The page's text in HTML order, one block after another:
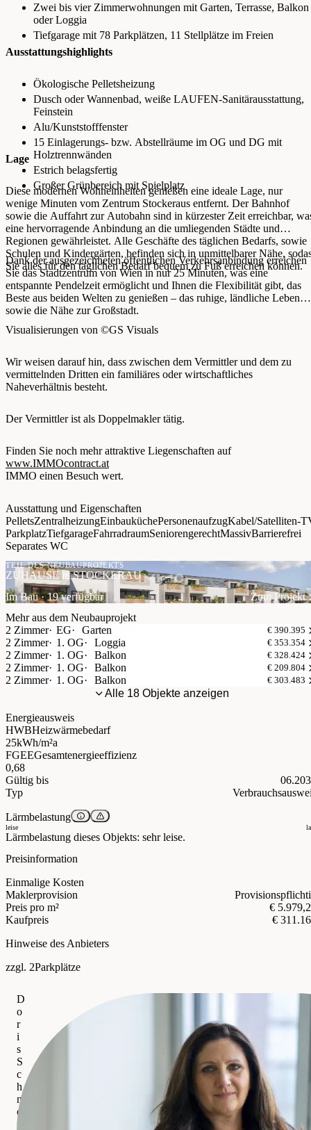
Zwei bis vier Zimmerwohnungen mit Garten, Terrasse, Balkon
oder Loggia
Tiefgarage mit 78 Parkplätzen, 11 Stellplätze im Freien
Ausstattungshighlights
Ökologische Pelletsheizung
Dusch oder Wannenbad, weiße LAUFEN-Sanitärausstattung,
Feinstein
Alu/Kunststofffenster
15 Einlagerungs- bzw. Abstellräume im OG und DG mit
Holztrennwänden
Estrich belagsfertig
Großer Grünbereich mit Spielplatz
Lage
Diese modernen Wohneinheiten genießen eine ideale Lage, nur
wenige Minuten vom Zentrum Stockeraus entfernt. Der Bahnhof
sowie die Auffahrt zur Autobahn sind in kürzester Zeit erreichbar,
eine hervorragende Anbindung an die umliegenden Städte und
Regionen gewährleistet. Alle Geschäfte des täglichen Bedarfs, sowie
Schulen und Kindergärten, befinden sich in unmittelbarer Nähe,
Sie alles für den täglichen Bedarf bequem zu Fuß erreichen können.
Dank der ausgezeichneten öffentlichen Verkehrsanbindung erreichen
Sie das Stadtzentrum von Wien in nur 25 Minuten, was eine
entspannte Pendelzeit ermöglicht und Ihnen die Flexibilität gibt, das
Beste aus beiden Welten zu genießen – das ruhige, ländliche Leben
sowie die Nähe zur Großstadt.
Visualisierungen von ©GS Visuals
Wir weisen darauf hin, dass zwischen dem Vermittler und dem zu
vermittelnden Dritten ein familiäres oder wirtschaftliches
Naheverhältnis besteht.
Der Vermittler ist als Doppelmakler tätig.
Finden Sie noch mehr attraktive Liegenschaften auf
www.IMMOcontract.at
IMMO einen Besuch wert.
Ausstattung und Eigenschaften
PelletsZentralheizungEinbauküchePersonenaufzugKabel/Satelliten-
ParkplatzTiefgarageFahrradraumSeniorengerechtMassivBarrierefrei
Separates WC
TEIL DES NEUBAUPROJEKTS
ZUHAUSE in STOCKERAU
Im Bau · 19 verfügbar
Zum Projekt
Mehr aus dem Neubauprojekt
2 Zimmer
EG Garten € 390.395
2 Zimmer 1. OG Loggia € 353.354
2 Zimmer 1. OG Balkon € 328.424
2 Zimmer 1. OG Balkon € 209.804
2 Zimmer 1. OG Balkon € 303.483
Alle 18 Objekte anzeigen
Energieausweis
HWBHeizwärmebedarf
25kWh/m²a
FGEEGesamtenergieeffizienz
0,68
Gültig bis
Typ
Lärmbelastung
leise
Lärmbelastung dieses Objekts: sehr leise.
Preisinformation
Einmalige Kosten
Maklerprovision
Preis pro m²
€
Kaufpreis
€
Hinweise des Anbieters
zzgl. 2Parkplätze
D
o
r
i
s
S
c
h
n
e
i